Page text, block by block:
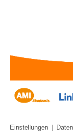
Einstellungen